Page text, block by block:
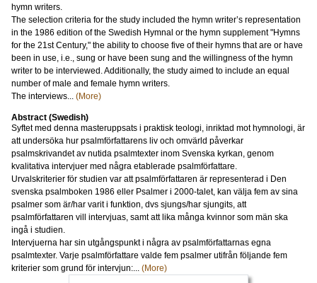
hymn writers.
The selection criteria for the study included the hymn writer’s representation
in the 1986 edition of the Swedish Hymnal or the hymn supplement "Hymns
for the 21st Century," the ability to choose five of their hymns that are or have
been in use, i.e., sung or have been sung and the willingness of the hymn
writer to be interviewed. Additionally, the study aimed to include an equal
number of male and female hymn writers.
The interviews... (More)
Abstract (Swedish)
Syftet med denna masteruppsats i praktisk teologi, inriktad mot hymnologi, är
att undersöka hur psalmförfattarens liv och omvärld påverkar
psalmskrivandet av nutida psalmtexter inom Svenska kyrkan, genom
kvalitativa intervjuer med några etablerade psalmförfattare.
Urvalskriterier för studien var att psalmförfattaren är representerad i Den
svenska psalmboken 1986 eller Psalmer i 2000-talet, kan välja fem av sina
psalmer som är/har varit i funktion, dvs sjungs/har sjungits, att
psalmförfattaren vill intervjuas, samt att lika många kvinnor som män ska
ingå i studien.
Intervjuerna har sin utgångspunkt i några av psalmförfattarnas egna
psalmtexter. Varje psalmförfattare valde fem psalmer utifrån följande fem
kriterier som grund för intervjun:... (More)